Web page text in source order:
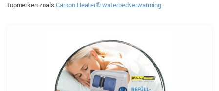
topmerken zoals Carbon Heater® waterbedverwarming.